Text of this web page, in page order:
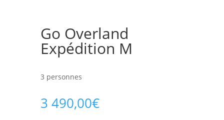
Go Overland
Expédition M
3 personnes
3 490,00€